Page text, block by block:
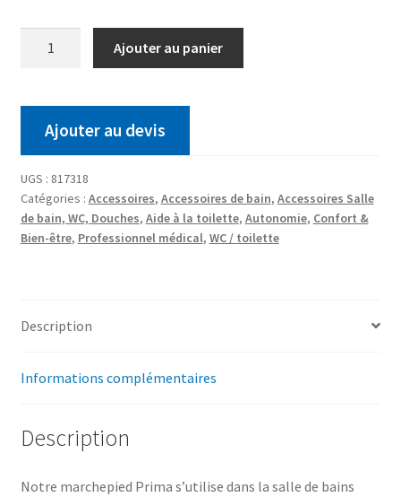
Ajouter au panier
Ajouter au devis
UGS : 817318
Catégories : Accessoires, Accessoires de bain, Accessoires Salle
de bain, WC, Douches, Aide à la toilette, Autonomie, Confort &
Bien-être, Professionnel médical, WC / toilette
Description
Informations complémentaires
Description
Notre marchepied Prima s’utilise dans la salle de bains